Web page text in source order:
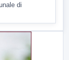
di